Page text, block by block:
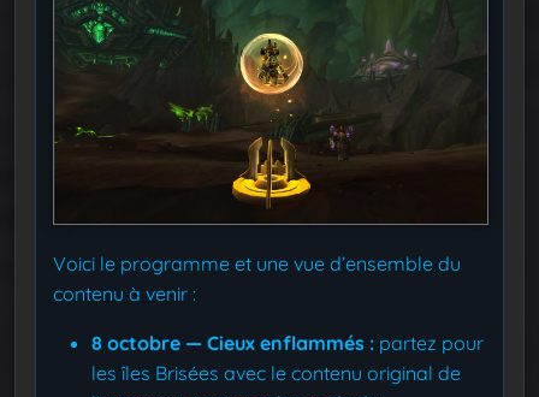
Voici le programme et une vue d’ensemble du
contenu à venir :
8 octobre — Cieux enflammés : partez pour
les îles Brisées avec le contenu original de